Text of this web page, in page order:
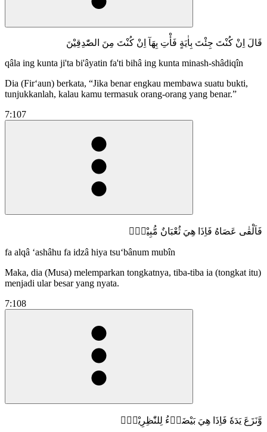
قَالَ اِنْ كُنْتَ جِئْتَ بِاٰيَةٍ فَأْتِ بِهَآ اِنْ كُنْتَ مِنَ الصّٰدِقِيْنَ
qâla ing kunta ji'ta bi'âyatin fa'ti bihâ ing kunta minash-shâdiqîn
Dia (Fir‘aun) berkata, “Jika benar engkau membawa suatu bukti,
tunjukkanlah, kalau kamu termasuk orang-orang yang benar.”
7:107
فَاَلْقٰى عَصَاهُ فَاِذَا هِيَ ثُعْبَانٌ مُّبِيْنٌۖ
fa alqâ ‘ashâhu fa idzâ hiya tsu‘bânum mubîn
Maka, dia (Musa) melemparkan tongkatnya, tiba-tiba ia (tongkat itu)
menjadi ular besar yang nyata.
7:108
وَّنَزَعَ يَدَهٗ فَاِذَا هِيَ بَيْضَاۤءُ لِلنّٰظِرِيْنَࣖ